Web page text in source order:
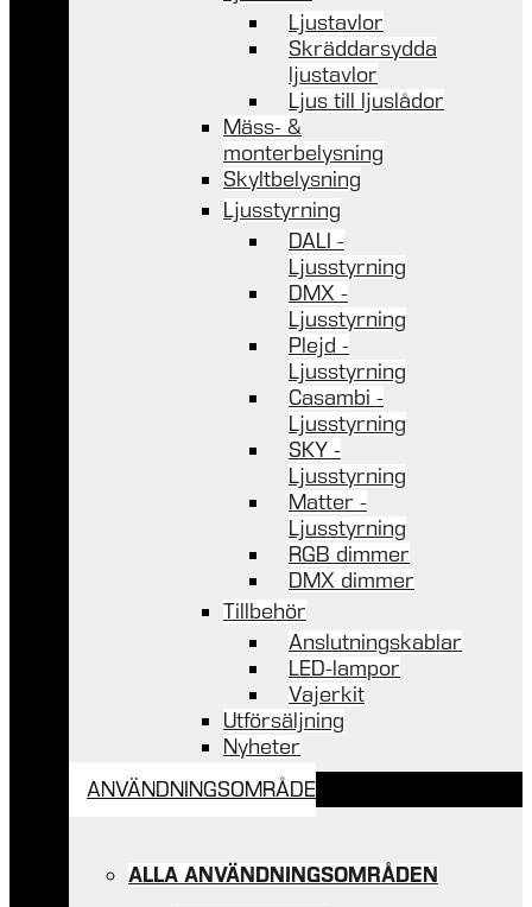
Ljustavlor
Skräddarsydda
ljustavlor
Ljus till ljuslådor
Mäss- &
monterbelysning
Skyltbelysning
Ljusstyrning
DALI -
Ljusstyrning
DMX -
Ljusstyrning
Plejd -
Ljusstyrning
Casambi -
Ljusstyrning
SKY -
Ljusstyrning
Matter -
Ljusstyrning
RGB dimmer
DMX dimmer
Tillbehör
Anslutningskablar
LED-lampor
Vajerkit
Utförsäljning
Nyheter
ANVÄNDNINGSOMRÅDE
ALLA ANVÄNDNINGSOMRÅDEN